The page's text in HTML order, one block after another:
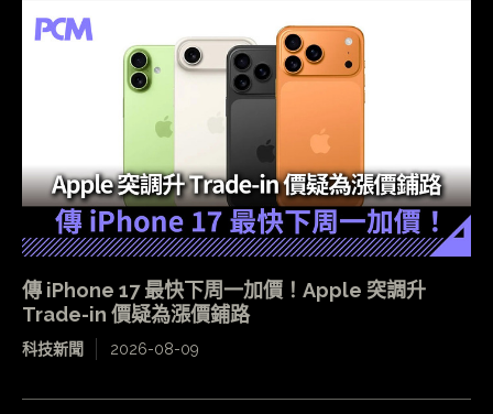
傳 iPhone 17 最快下周一加價！Apple 突調升
Trade-in 價疑為漲價鋪路
科技新聞 2026-08-09